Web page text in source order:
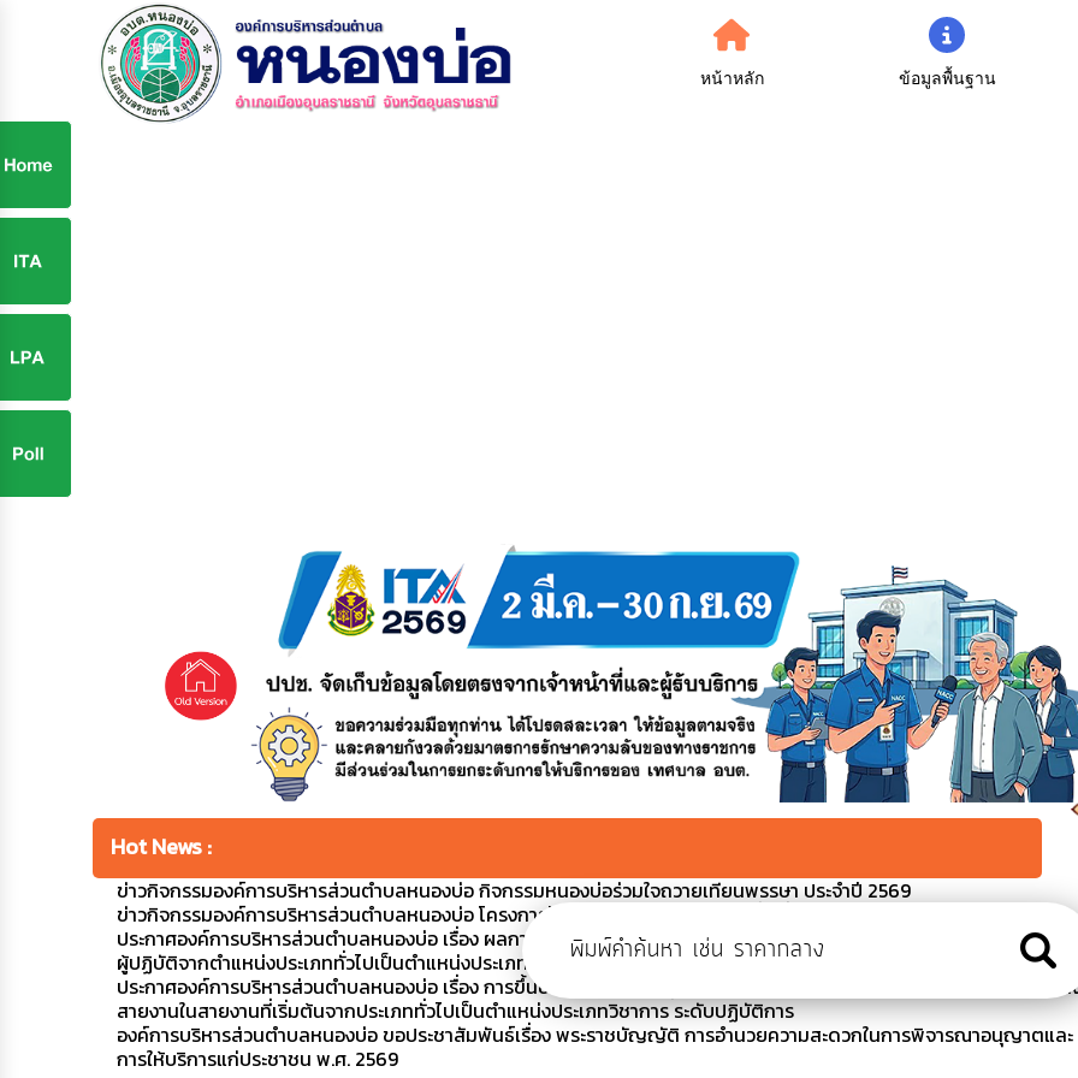
หน้าหลัก ข้อมูลพื้นฐาน
Hot News :
ข่าวกิจกรรมองค์การบริหารส่วนตำบลหนองบ่อ กิจกรรมหนองบ่อร่วมใจถวายเทียนพรรษา ประจำปี 2569
ข่าวกิจกรรมองค์การบริหารส่วนตำบลหนองบ่อ โครงการป้องกันโรคไข้เลือดออก ในพื้นที่ตำบลหนองบ่อ 2569
ประกาศองค์การบริหารส่วนตำบลหนองบ่อ เรื่อง ผลการสอบคัดเลือกพนักงานส่วนตำบลให้ดำรงตำแหน่งต่างสายงานในสายง
ผู้ปฏิบัติจากตำแหน่งประเภททั่วไปเป็นตำแหน่งประเภทวิชาการ ระดับปฏิบัติการ
ประกาศองค์การบริหารส่วนตำบลหนองบ่อ เรื่อง การขึ้นบัญชีและยกเลิกผู้สอบคัดเลือกพนักงานส่วนตำบลให้ดำรงตำแหน่งต่า
สายงานในสายงานที่เริ่มต้นจากประเภททั่วไปเป็นตำแหน่งประเภทวิชาการ ระดับปฏิบัติการ
องค์การบริหารส่วนตำบลหนองบ่อ ขอประชาสัมพันธ์เรื่อง พระราชบัญญัติ การอำนวยความสะดวกในการพิจารณาอนุญาตและ
การให้บริการแก่ประชาชน พ.ศ. 2569